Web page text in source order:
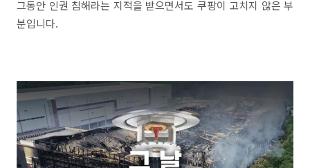
그동안 인권 침해라는 지적을 받으면서도 쿠팡이 고치지 않은 부
분입니다.